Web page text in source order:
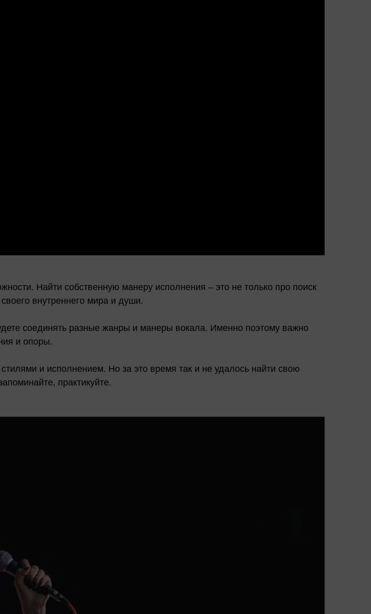
Найти собственную манеру исполнения – это не только про поиск
внутреннего мира и души.
соединять разные жанры и манеры вокала. Именно поэтому важно
и опоры.
и исполнением. Но за это время так и не удалось найти свою
практикуйте.